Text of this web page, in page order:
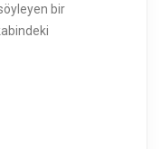
bir